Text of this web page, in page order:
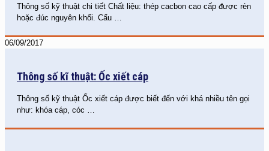
Thông số kỹ thuật chi tiết Chất liệu: thép cacbon cao cấp được rèn
hoặc đúc nguyên khối. Cấu …
06/09/2017
Thông số kĩ thuật: Ốc xiết cáp
Thông số kỹ thuật Ốc xiết cáp được biết đến với khá nhiều tên gọi
như: khóa cáp, cóc …